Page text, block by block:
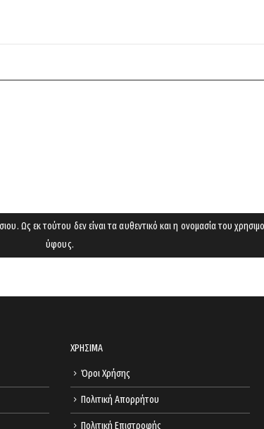
options
adding
εκ τούτου δεν είναι τα αυθεντικό και η ονομασία του
ύφους.
ΧΡΗΣΙΜΑ
Όροι Χρήσης
Πολιτική Απορρήτου
Πολιτική Επιστροφής